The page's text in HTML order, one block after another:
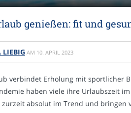
genießen: fit und
LIEBIG AM 10. APRIL 2023
verbindet Erholung mit sportlicher
haben viele ihre Urlaubszeit
zurzeit absolut im Trend und bringen